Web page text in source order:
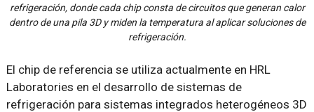
refrigeración, donde cada chip consta de circuitos que generan calor
dentro de una pila 3D y miden la temperatura al aplicar soluciones de
refrigeración.
El chip de referencia se utiliza actualmente en HRL
Laboratories en el desarrollo de sistemas de
refrigeración para sistemas integrados heterogéneos 3D